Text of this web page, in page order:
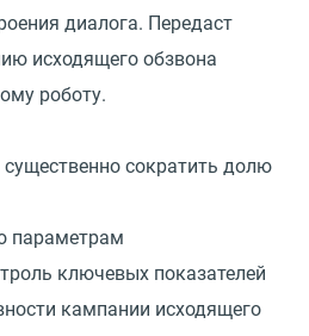
диалога. Передаст
исходящего обзвона
роботу.
существенно сократить долю